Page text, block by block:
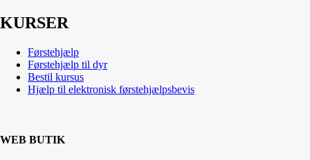
KURSER
Førstehjælp
Førstehjælp til dyr
Bestil kursus
Hjælp til elektronisk førstehjælpsbevis
WEB BUTIK